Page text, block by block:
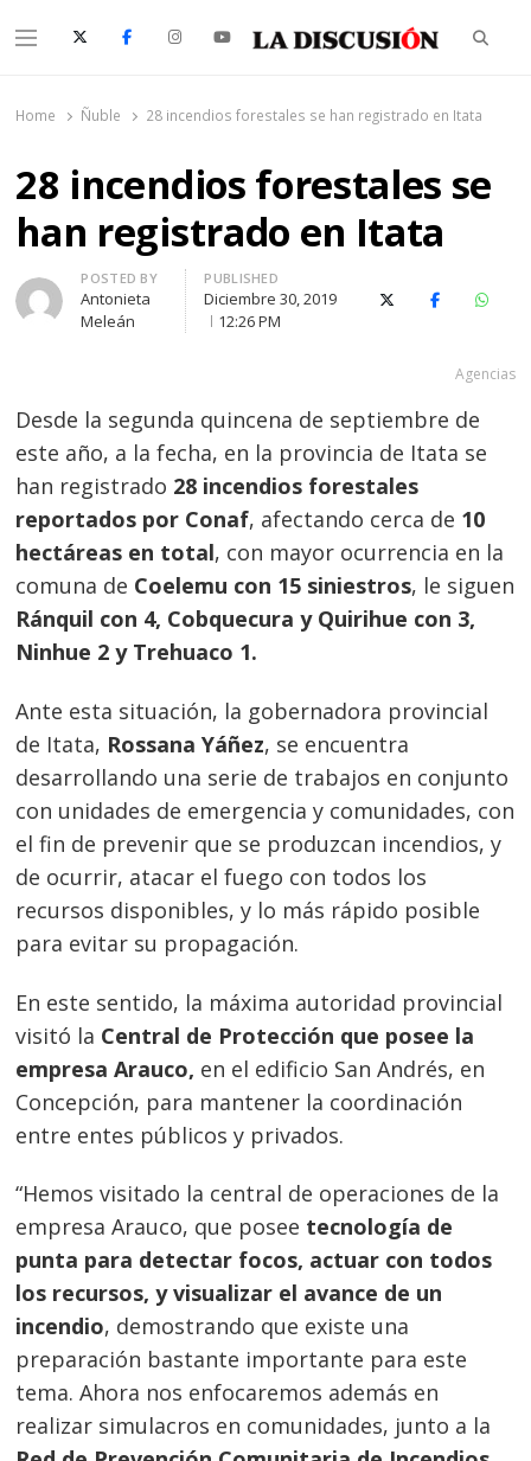
Menu
Home Ñuble 28 incendios forestales se han registrado en Itata
28 incendios forestales se
han registrado en Itata
Author
POSTED BY
Antonieta
Meleán
PUBLISHED
Diciembre 30, 2019
12:26 PM
X (Twitter)Facebook
Agencias
Desde la segunda quincena de septiembre de
este año, a la fecha, en la provincia de Itata se
han registrado 28 incendios forestales
reportados por Conaf, afectando cerca de 10
hectáreas en total, con mayor ocurrencia en la
comuna de Coelemu con 15 siniestros, le siguen
Ránquil con 4, Cobquecura y Quirihue con 3,
Ninhue 2 y Trehuaco 1.
Ante esta situación, la gobernadora provincial
de Itata, Rossana Yáñez, se encuentra
desarrollando una serie de trabajos en conjunto
con unidades de emergencia y comunidades, con
el fin de prevenir que se produzcan incendios, y
de ocurrir, atacar el fuego con todos los
recursos disponibles, y lo más rápido posible
para evitar su propagación.
En este sentido, la máxima autoridad provincial
visitó la Central de Protección que posee la
empresa Arauco, en el edificio San Andrés, en
Concepción, para mantener la coordinación
entre entes públicos y privados.
“Hemos visitado la central de operaciones de la
empresa Arauco, que posee tecnología de
punta para detectar focos, actuar con todos
los recursos, y visualizar el avance de un
incendio, demostrando que existe una
preparación bastante importante para este
tema. Ahora nos enfocaremos además en
realizar simulacros en comunidades, junto a la